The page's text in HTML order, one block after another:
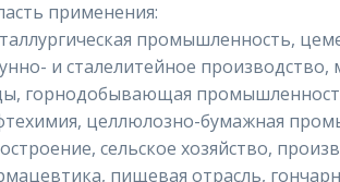
применения:
промышленность,
и сталелитейное производство,
горнодобывающая
целлюлозно-бумажная
сельское хозяйство,
пищевая отрасль,